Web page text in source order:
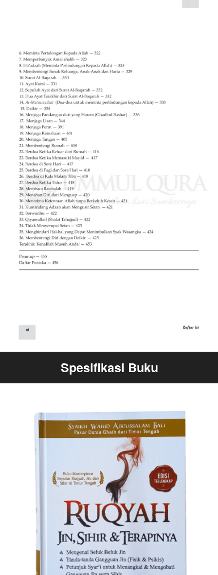
Spesifikasi Buku